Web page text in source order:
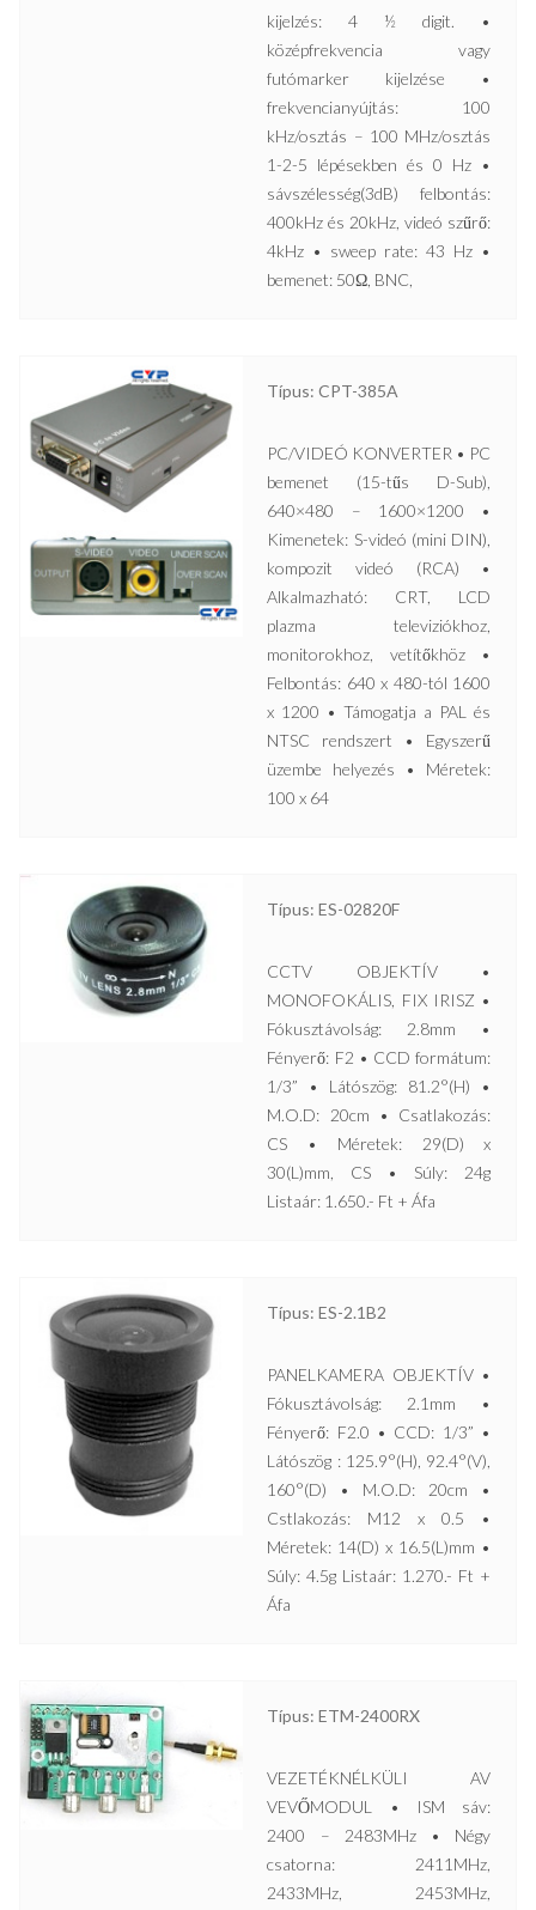
kijelzés: 4 ½ digit. •
középfrekvencia vagy
futómarker kijelzése •
frekvencianyújtás: 100
kHz/osztás – 100 MHz/osztás
1-2-5 lépésekben és 0 Hz •
sávszélesség(3dB) felbontás:
400kHz és 20kHz, videó szűrő:
4kHz • sweep rate: 43 Hz •
bemenet: 50Ω, BNC,
Típus: CPT-385A
PC/VIDEÓ KONVERTER • PC
bemenet (15-tűs D-Sub),
640×480 – 1600×1200 •
Kimenetek: S-videó (mini DIN),
kompozit videó (RCA) •
Alkalmazható: CRT, LCD
plazma televiziókhoz,
monitorokhoz, vetítőkhöz •
Felbontás: 640 x 480-tól 1600
x 1200 • Támogatja a PAL és
NTSC rendszert • Egyszerű
üzembe helyezés • Méretek:
100 x 64
Típus: ES-02820F
CCTV OBJEKTÍV •
MONOFOKÁLIS, FIX IRISZ •
Fókusztávolság: 2.8mm •
Fényerő: F2 • CCD formátum:
1/3” • Látószög: 81.2°(H) •
M.O.D: 20cm • Csatlakozás:
CS • Méretek: 29(D) x
30(L)mm, CS • Súly: 24g
Listaár: 1.650.- Ft + Áfa
Típus: ES-2.1B2
PANELKAMERA OBJEKTÍV •
Fókusztávolság: 2.1mm •
Fényerő: F2.0 • CCD: 1/3” •
Látószög : 125.9°(H), 92.4°(V),
160°(D) • M.O.D: 20cm •
Cstlakozás: M12 x 0.5 •
Méretek: 14(D) x 16.5(L)mm •
Súly: 4.5g Listaár: 1.270.- Ft +
Áfa
Típus: ETM-2400RX
VEZETÉKNÉLKÜLI AV
VEVŐMODUL • ISM sáv:
2400 – 2483MHz • Négy
csatorna: 2411MHz,
2433MHz, 2453MHz,